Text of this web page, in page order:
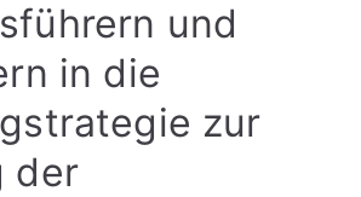
und
in die
zur
der